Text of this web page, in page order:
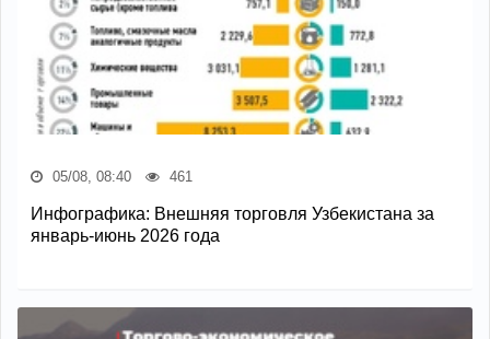
05/08, 08:40 461
Инфографика: Внешняя торговля Узбекистана за
январь-июнь 2026 года